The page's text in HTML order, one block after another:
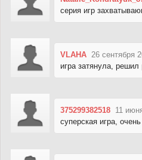
серия игр
VLAHA 26 сентября
игра затянула, решил
375299382518 11
суперская игра,